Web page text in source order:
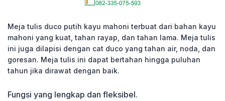
Meja tulis duco putih kayu mahoni terbuat dari bahan kayu
mahoni yang kuat, tahan rayap, dan tahan lama. Meja tulis
ini juga dilapisi dengan cat duco yang tahan air, noda, dan
goresan. Meja tulis ini dapat bertahan hingga puluhan
tahun jika dirawat dengan baik.
Fungsi yang lengkap dan fleksibel.